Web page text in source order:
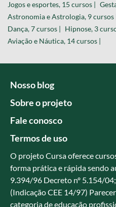
Jogos e esportes, 15 cursos |
Astronomia e Astrologia, 9 cursos |
Dança, 7 cursos |
Hipnose, 3
Aviação e Náutica, 14 cursos |
Nosso blog
Sobre o projeto
Fale conosco
Termos de uso
O projeto Cursa oferece
forma prática e rápida sendo
9.394/96 Decreto nº 5.154/
(Indicação CEE 14/97)
categoria de educação